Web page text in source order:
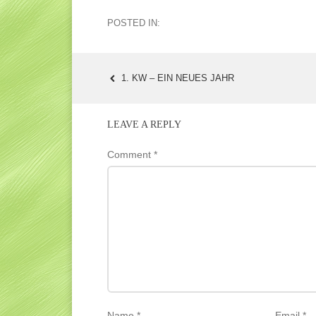
POSTED IN:
POST
1. KW – EIN NEUES JAHR
LEAVE A REPLY
Comment *